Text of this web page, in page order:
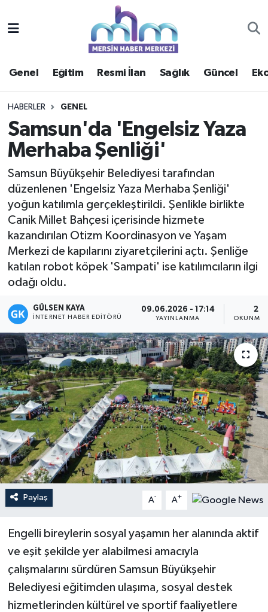
Genel Eğitim Resmi İlan Sağlık Güncel
HABERLER GENEL
Samsun'da 'Engelsiz Yaza
Merhaba Şenliği'
Samsun Büyükşehir Belediyesi tarafından
düzenlenen 'Engelsiz Yaza Merhaba Şenliği'
yoğun katılımla gerçekleştirildi. Şenlikle birlikte
Canik Millet Bahçesi içerisinde hizmete
kazandırılan Otizm Koordinasyon ve Yaşam
Merkezi de kapılarını ziyaretçilerini açtı. Şenliğe
katılan robot köpek 'Sampati' ise katılımcıların ilgi
odağı oldu.
GÜLSEN KAYA
İNTERNET HABER EDITÖRÜ
09.06.2026 - 17:14
YAYINLANMA
2
OKUNMA
Paylaş A- A+
Engelli bireylerin sosyal yaşamın her alanında aktif
ve eşit şekilde yer alabilmesi amacıyla
çalışmalarını sürdüren Samsun Büyükşehir
Belediyesi eğitimden ulaşıma, sosyal destek
hizmetlerinden kültürel ve sportif faaliyetlere
Çevre
Eğitim
Ekonomi
Genel
Güncel
Haberde insan
Kültür - Sanat
Magazin
Mersin
Mersin Tarihi
Özel Haber
Politika
Resmi İlan
Sağlık
Spor
Sürmanşet
Teknoloji
Yaşam
Mersin Hava Durumu
Mersin Trafik Yoğunluk Haritası
Süper Lig Puan Durumu ve Fikstür
Tüm Manşetler
Son Dakika Haberleri
Haber Arşivi